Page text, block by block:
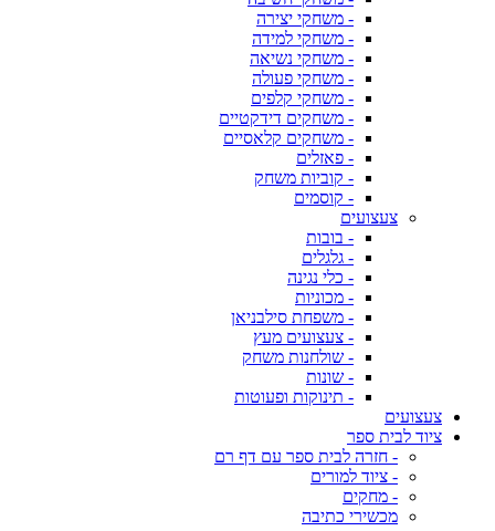
- משחקי יצירה
- משחקי למידה
- משחקי נשיאה
- משחקי פעולה
- משחקי קלפים
- משחקים דידקטיים
- משחקים קלאסיים
- פאזלים
- קוביות משחק
- קוסמים
צעצועים
- בובות
- גלגלים
- כלי נגינה
- מכוניות
- משפחת סילבניאן
- צעצועים מעץ
- שולחנות משחק
- שונות
- תינוקות ופעוטות
צעצועים
ציוד לבית ספר
- חזרה לבית ספר עם דף רם
- ציוד למורים
- מחקים
מכשירי כתיבה